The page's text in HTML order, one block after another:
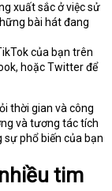
xuất sắc ở việc sử
bài hát đang
của bạn trên
hoặc Twitter để
thời gian và công
và tương tác tích
phổ biến của bạn
tim